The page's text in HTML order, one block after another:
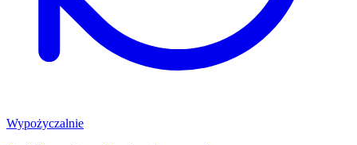
Wypożyczalnie